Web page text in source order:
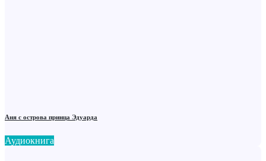
Аня с острова принца Эдуарда
Аудиокнига